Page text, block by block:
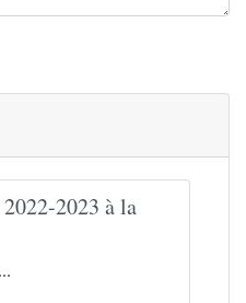
2023 à la